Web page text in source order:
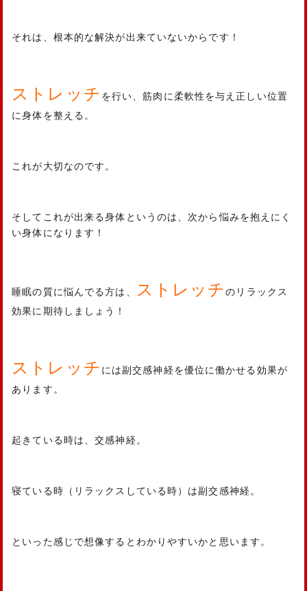
それは、根本的な解決が出来ていないからです！
ストレッチ を行い、筋肉に柔軟性を与え正しい位置
に身体を整える。
これが大切なのです。
そしてこれが出来る身体というのは、次から悩みを抱えにく
い身体になります！
睡眠の質に悩んでる方は、 ストレッチのリラックス
効果に期待しましょう！
ストレッチ には副交感神経を優位に働かせる効果が
あります。
起きている時は、交感神経。
寝ている時（リラックスしている時）は副交感神経。
といった感じで想像するとわかりやすいかと思います。